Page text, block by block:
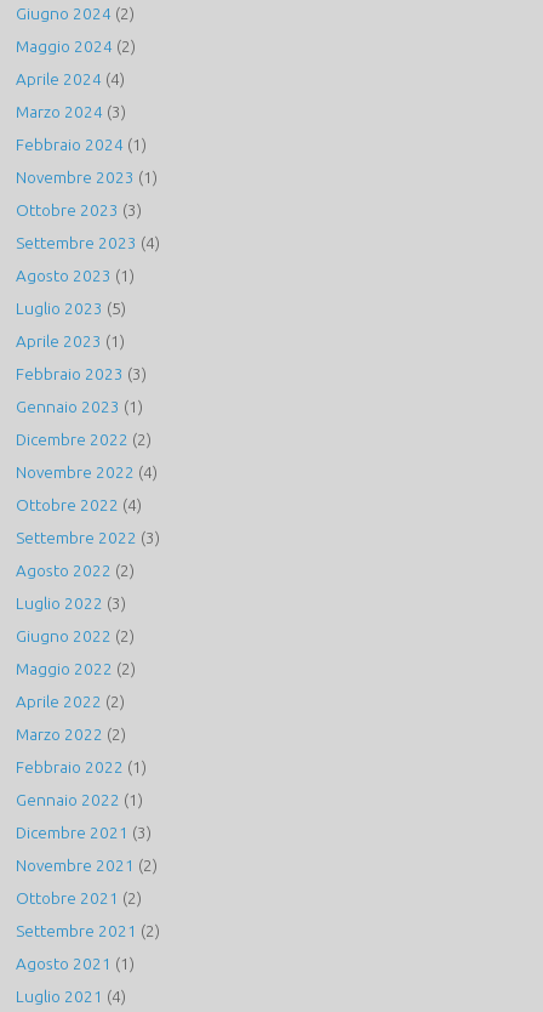
Giugno 2024 (2)
Maggio 2024 (2)
Aprile 2024 (4)
Marzo 2024 (3)
Febbraio 2024 (1)
Novembre 2023 (1)
Ottobre 2023 (3)
Settembre 2023 (4)
Agosto 2023 (1)
Luglio 2023 (5)
Aprile 2023 (1)
Febbraio 2023 (3)
Gennaio 2023 (1)
Dicembre 2022 (2)
Novembre 2022 (4)
Ottobre 2022 (4)
Settembre 2022 (3)
Agosto 2022 (2)
Luglio 2022 (3)
Giugno 2022 (2)
Maggio 2022 (2)
Aprile 2022 (2)
Marzo 2022 (2)
Febbraio 2022 (1)
Gennaio 2022 (1)
Dicembre 2021 (3)
Novembre 2021 (2)
Ottobre 2021 (2)
Settembre 2021 (2)
Agosto 2021 (1)
Luglio 2021 (4)